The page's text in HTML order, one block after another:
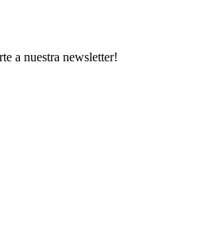
a nuestra newsletter!